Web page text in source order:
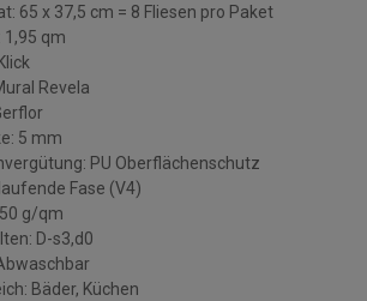
65 x 37,5 cm = 8 Fliesen pro Paket
1,95 qm
Revela
5 mm
PU Oberflächenschutz
Fase (V4)
g/qm
D-s3,d0
Bäder, Küchen